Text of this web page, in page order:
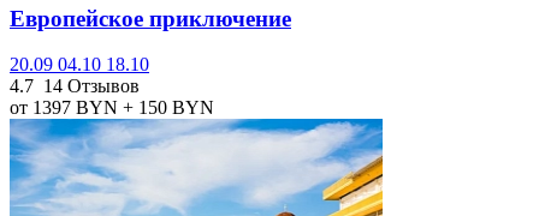
Европейское приключение
20.09 04.10 18.10
4.7 14 Отзывов
от 1397 BYN + 150 BYN